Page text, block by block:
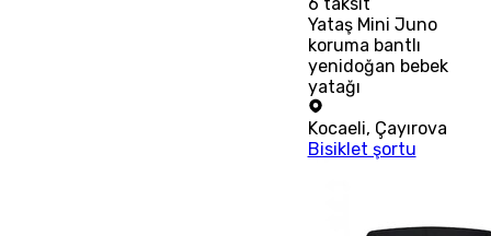
Yataş Mini Juno
koruma bantlı
yenidoğan bebek
yatağı
Kocaeli, Çayırova
Bisiklet şortu